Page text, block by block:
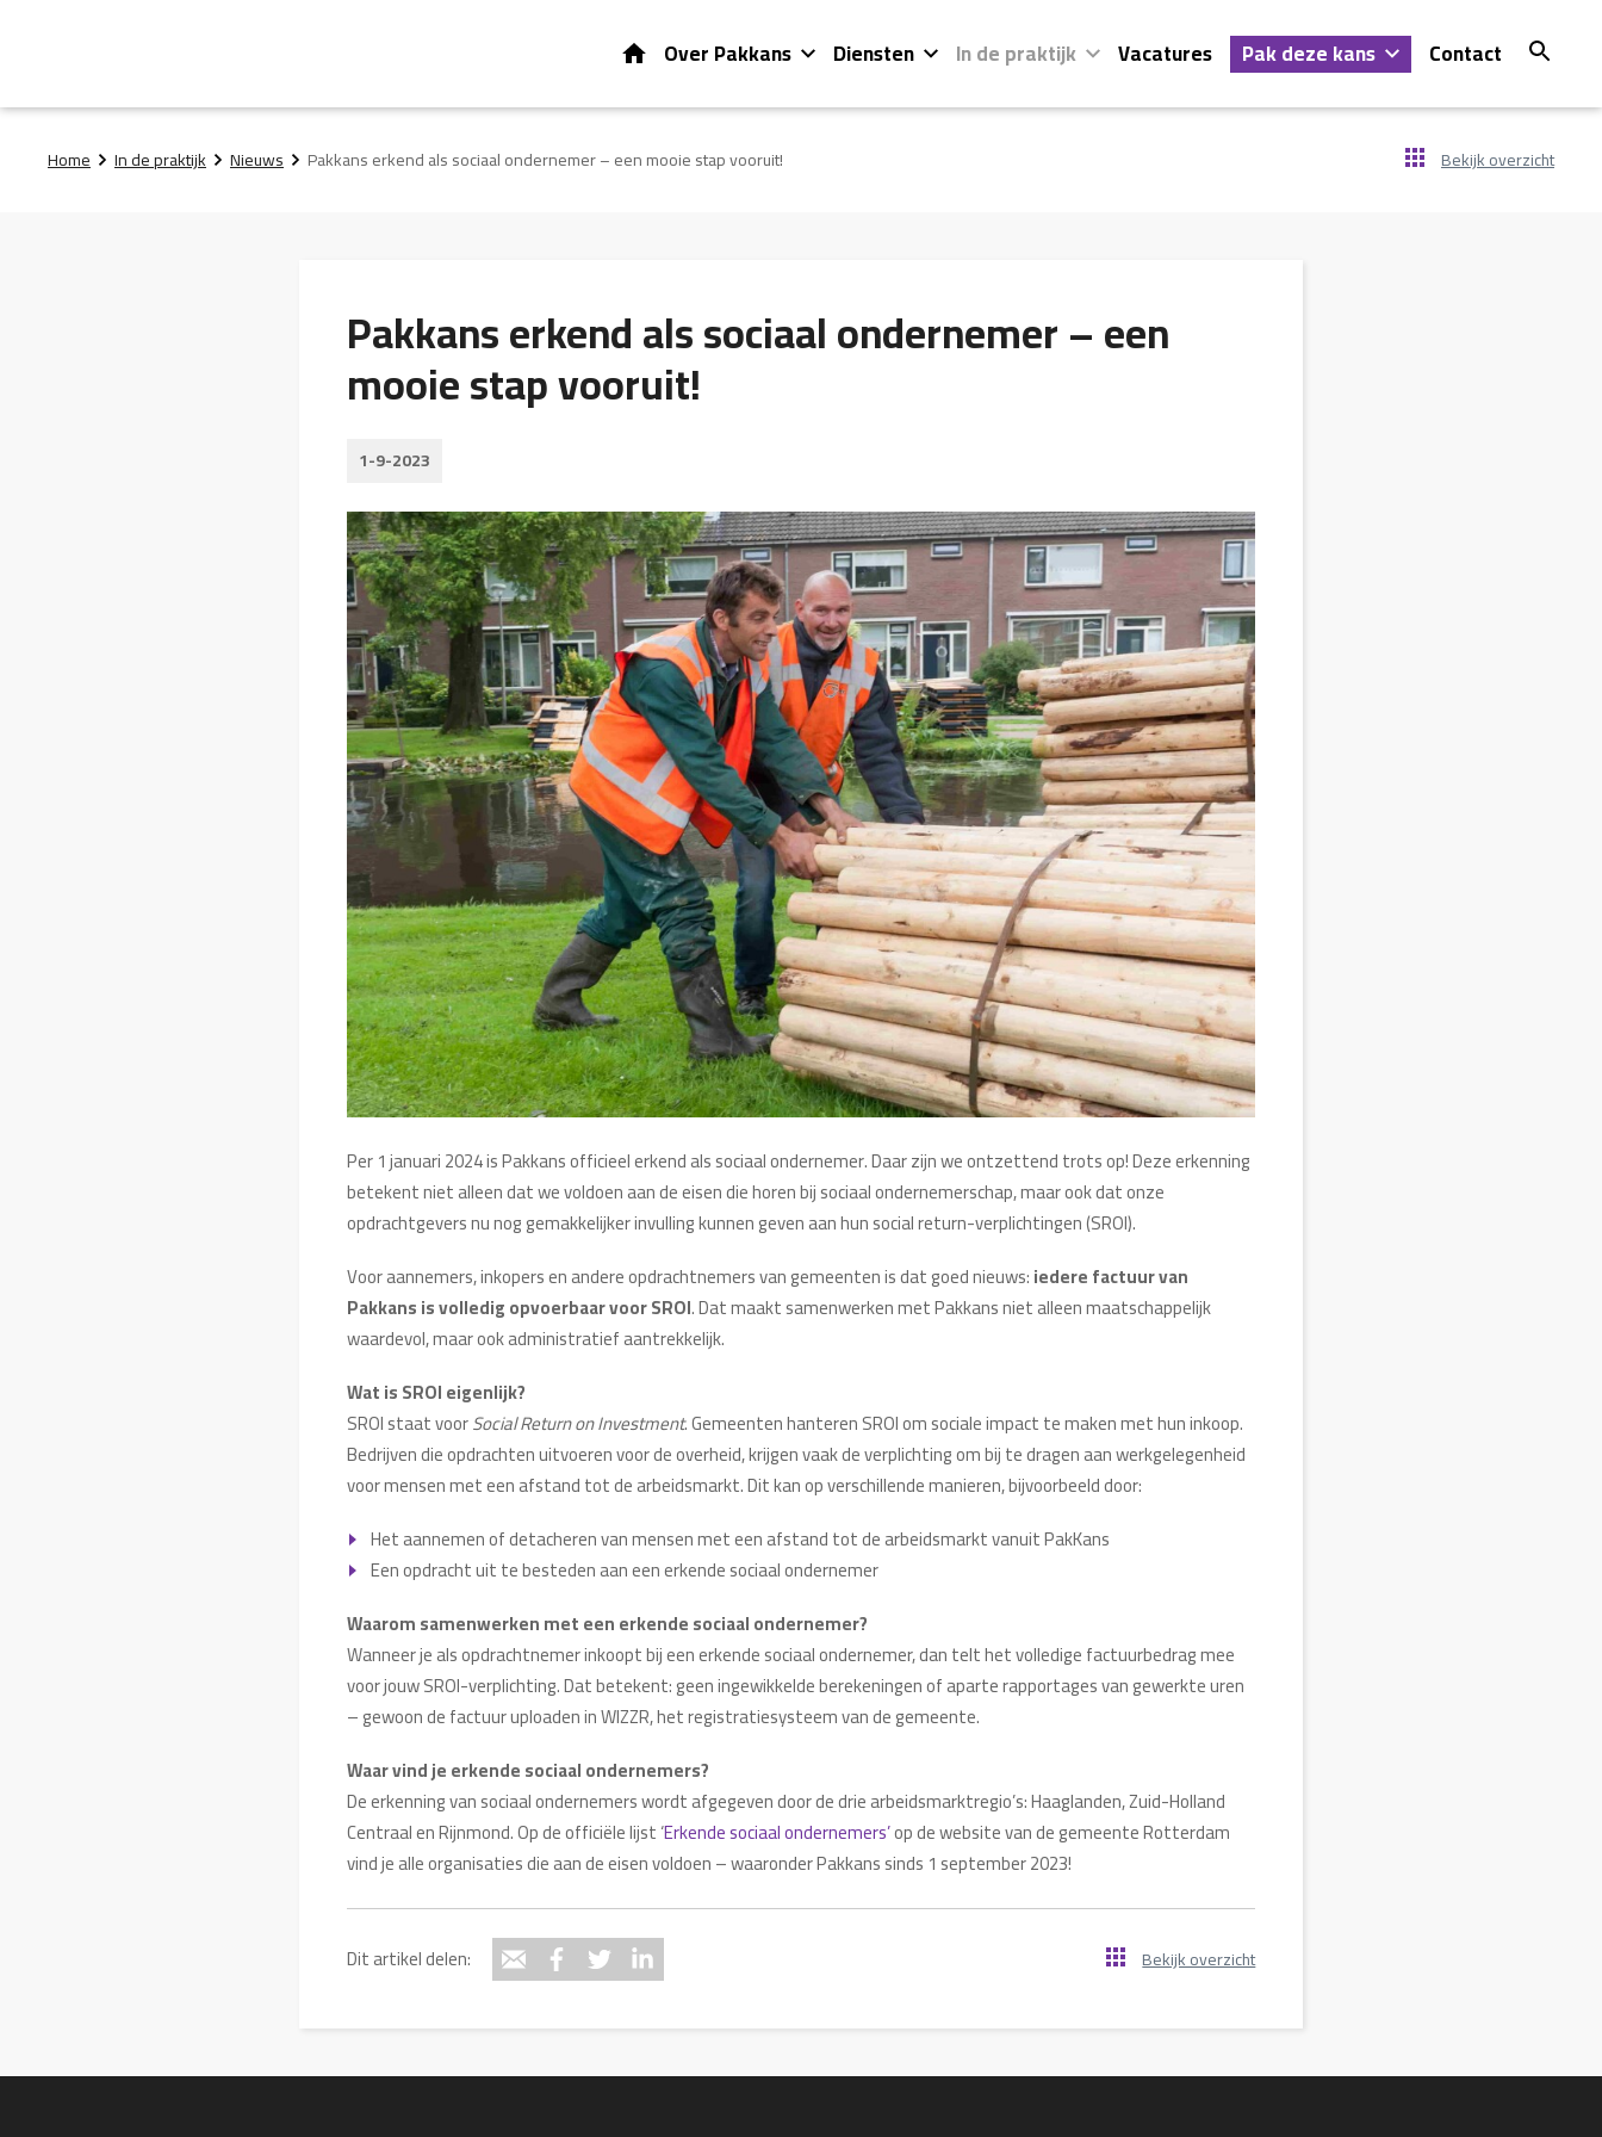
HomeOver Pakkans Diensten In de praktijk Vacatures Pak deze kans Contact
Home In de praktijk Nieuws Pakkans erkend als sociaal ondernemer – een mooie stap vooruit! Bekijk overzicht
Pakkans erkend als sociaal ondernemer – een
mooie stap vooruit!
1-9-2023
Per 1 januari 2024 is Pakkans officieel erkend als sociaal ondernemer. Daar zijn we ontzettend trots op! Deze erkenning
betekent niet alleen dat we voldoen aan de eisen die horen bij sociaal ondernemerschap, maar ook dat onze
opdrachtgevers nu nog gemakkelijker invulling kunnen geven aan hun social return-verplichtingen (SROI).
Voor aannemers, inkopers en andere opdrachtnemers van gemeenten is dat goed nieuws:iedere factuur van
Pakkans is volledig opvoerbaar voor SROI. Dat maakt samenwerken met Pakkans niet alleen maatschappelijk
waardevol, maar ook administratief aantrekkelijk.
Wat is SROI eigenlijk?
SROI staat voorSocial Return on Investment. Gemeenten hanteren SROI om sociale impact te maken met hun inkoop.
Bedrijven die opdrachten uitvoeren voor de overheid, krijgen vaak de verplichting om bij te dragen aan werkgelegenheid
voor mensen met een afstand tot de arbeidsmarkt. Dit kan op verschillende manieren, bijvoorbeeld door:
Het aannemen of detacheren van mensen met een afstand tot de arbeidsmarkt vanuit PakKans
Een opdracht uit te besteden aan een erkende sociaal ondernemer
Waarom samenwerken met een erkende sociaal ondernemer?
Wanneer je als opdrachtnemer inkoopt bij een erkende sociaal ondernemer, dan telt het volledige factuurbedrag mee
voor jouw SROI-verplichting. Dat betekent: geen ingewikkelde berekeningen of aparte rapportages van gewerkte uren
– gewoon de factuur uploaden in WIZZR, het registratiesysteem van de gemeente.
Waar vind je erkende sociaal ondernemers?
De erkenning van sociaal ondernemers wordt afgegeven door de drie arbeidsmarktregio’s: Haaglanden, Zuid-Holland
Centraal en Rijnmond. Op de officiële lijst ‘Erkende sociaal ondernemers’op de website van de gemeente Rotterdam
vind je alle organisaties die aan de eisen voldoen – waaronder Pakkans sinds 1 september 2023!
Dit artikel delen: Bekijk overzicht